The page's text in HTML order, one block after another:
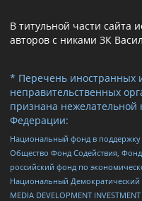
В титульной части сайта
авторов с никами ЗК
* Перечень иностранных
неправительственных
признана нежелательной
Федерации:
Национальный фонд в поддержку
Общество Фонд Содействия,
российский фонд по
Национальный
MEDIA DEVELOPMENT